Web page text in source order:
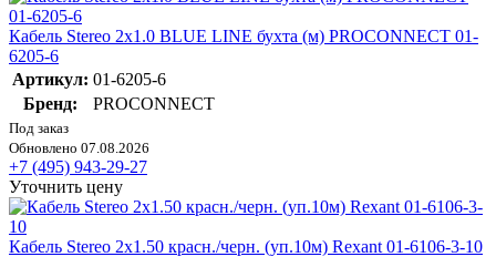
Кабель Stereo 2х1.0 BLUE LINE бухта (м) PROCONNECT 01-
6205-6
Артикул: 01-6205-6
Бренд:
PROCONNECT
Под заказ
Обновлено 07.08.2026
+7 (495) 943-29-27
Уточнить цену
Кабель Stereo 2х1.50 красн./черн. (уп.10м) Rexant 01-6106-3-10